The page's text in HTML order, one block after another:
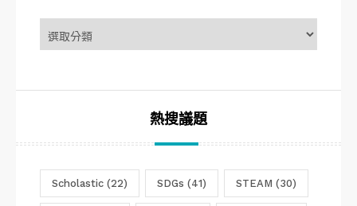
章
分
熱搜議題
Scholastic (22) SDGs (41) STEAM (30)